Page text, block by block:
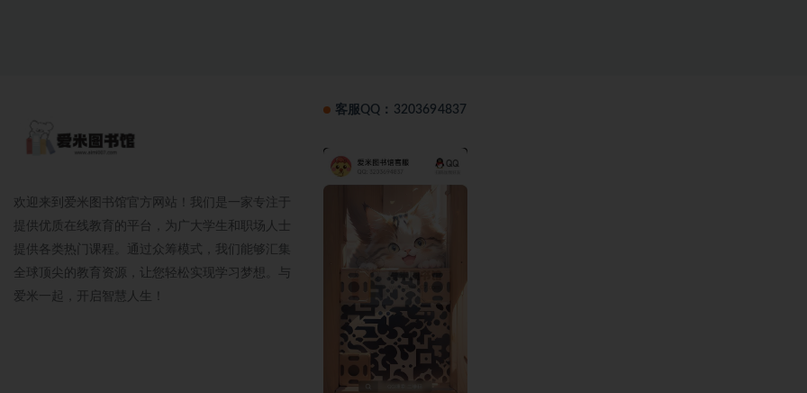
欢迎来到爱米图书馆官方网站！我们是一家专注于
提供优质在线教育的平台，为广大学生和职场人士
提供各类热门课程。通过众筹模式，我们能够汇集
全球顶尖的教育资源，让您轻松实现学习梦想。与
爱米一起，开启智慧人生！
客服QQ：3203694837